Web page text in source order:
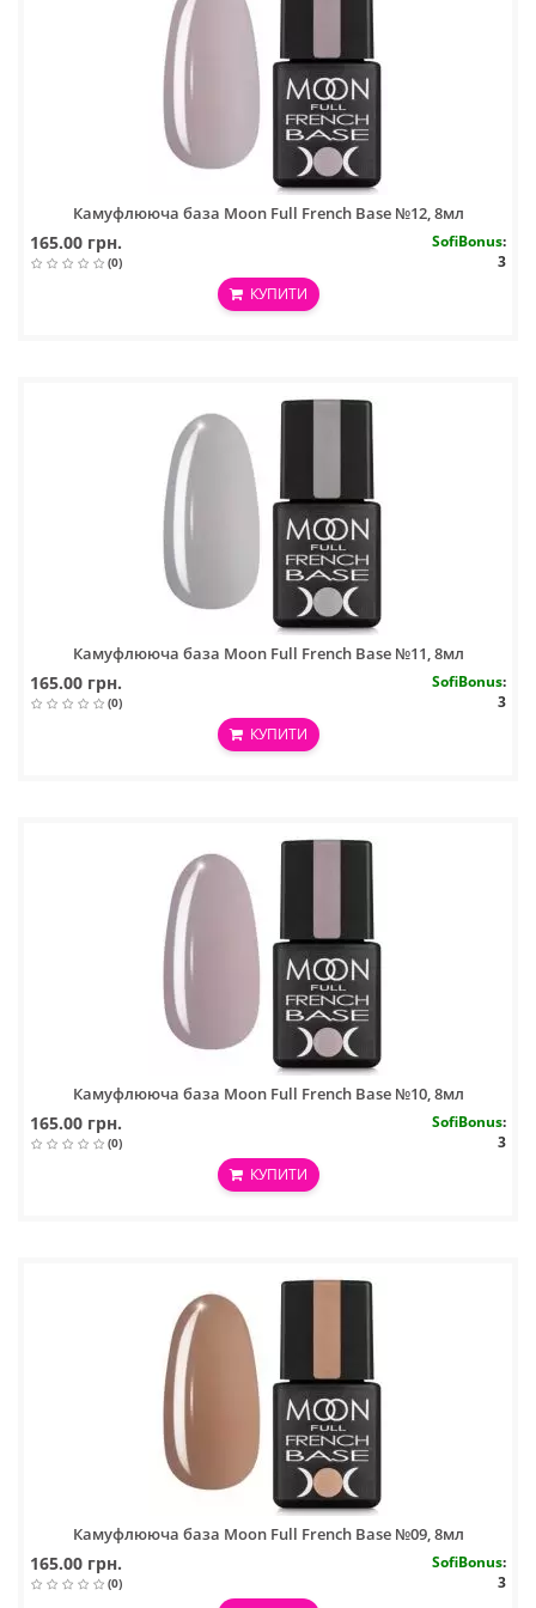
Камуфлююча база Moon Full French Base №12, 8мл
165.00 грн.
(0)
SofiBonus:
3
КУПИТИ
Камуфлююча база Moon Full French Base №11, 8мл
165.00 грн.
(0)
SofiBonus:
3
КУПИТИ
Камуфлююча база Moon Full French Base №10, 8мл
165.00 грн.
(0)
SofiBonus:
3
КУПИТИ
Камуфлююча база Moon Full French Base №09, 8мл
165.00 грн.
(0)
SofiBonus:
3